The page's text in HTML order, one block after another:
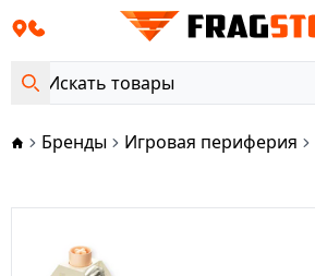
Бренды Игровая периферия